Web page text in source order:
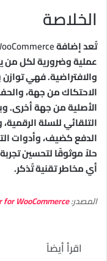
الخلاصة
تُعد إضافة
عملية وضرورية لكل من
والافتراضية. فهي
الاحتكاك من جهة،
الأصلية من جهة أخرى.
التلقائي للسلة
الدفع كضيف، وأدوات
حلاً موثوقًا لتحسين
أي مخاطر تقنية تُذكر.
المصدر:WooCommerce
اقرأ أيضاً